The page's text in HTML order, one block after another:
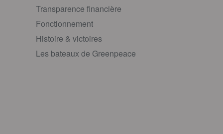
Transparence financière
Fonctionnement
Histoire & victoires
Les bateaux de Greenpeace